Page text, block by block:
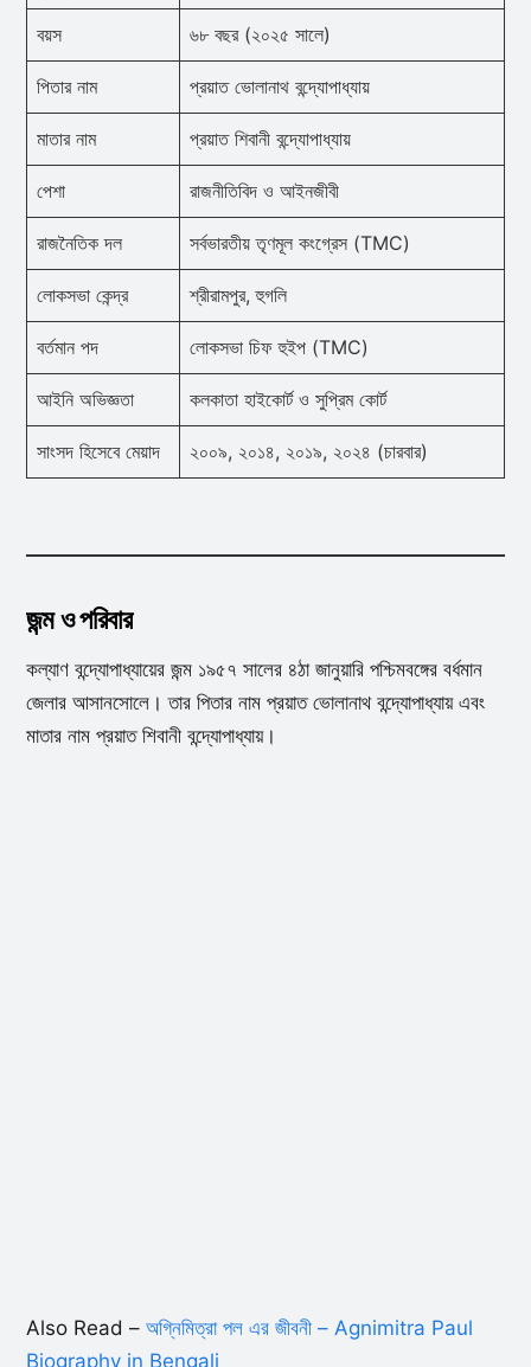
বয়স ৬৮ বছর (২০২৫ সালে)
পিতার নাম প্রয়াত ভোলানাথ বন্দ্যোপাধ্যায়
মাতার নাম প্রয়াত শিবানী বন্দ্যোপাধ্যায়
পেশা রাজনীতিবিদ ও আইনজীবী
রাজনৈতিক দল সর্বভারতীয় তৃণমূল কংগ্রেস (TMC)
লোকসভা কেন্দ্র শ্রীরামপুর, হুগলি
বর্তমান পদ লোকসভা চিফ হুইপ (TMC)
আইনি অভিজ্ঞতা কলকাতা হাইকোর্ট ও সুপ্রিম কোর্ট
সাংসদ হিসেবে মেয়াদ ২০০৯, ২০১৪, ২০১৯, ২০২৪ (চারবার)
জন্ম ও পরিবার
কল্যাণ বন্দ্যোপাধ্যায়ের জন্ম ১৯৫৭ সালের ৪ঠা জানুয়ারি পশ্চিমবঙ্গের বর্ধমান
জেলার আসানসোলে। তার পিতার নাম প্রয়াত ভোলানাথ বন্দ্যোপাধ্যায় এবং
মাতার নাম প্রয়াত শিবানী বন্দ্যোপাধ্যায়।
Also Read – অগ্নিমিত্রা পল এর জীবনী – Agnimitra Paul
Biography in Bengali